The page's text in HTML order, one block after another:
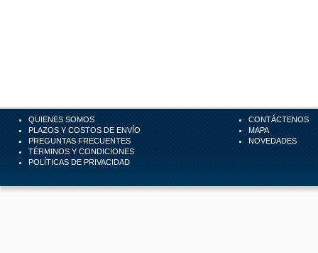
QUIENES SOMOS
PLAZOS Y COSTOS DE ENVÍO
PREGUNTAS FRECUENTES
TÉRMINOS Y CONDICIONES
POLÍTICAS DE PRIVACIDAD
CONTÁCTENOS
MAPA
NOVEDADES